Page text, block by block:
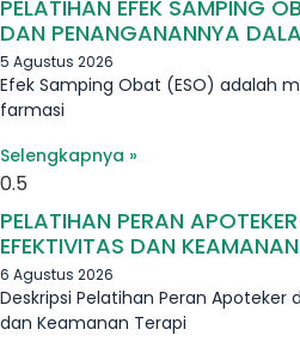
PELATIHAN EFEK SAMPING
DAN PENANGANANNYA
5 Agustus 2026
Efek Samping Obat (ESO) adalah
farmasi
Selengkapnya »
PELATIHAN PERAN
EFEKTIVITAS DAN
6 Agustus 2026
Deskripsi Pelatihan Peran
dan Keamanan Terapi